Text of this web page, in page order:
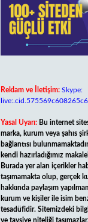
Reklam ve İletişim: Skype:
Yasal Uyarı: Bu internet
marka, kurum veya şahıs
bağlantısı
kendi hazırladığımız
Burada yer alan içerikler
taşımamakta olup, gerçek
hakkında paylaşım
kurum ve kişiler ile isim
tesadüfidir. Sitemizdeki
ve tavsiye niteliği